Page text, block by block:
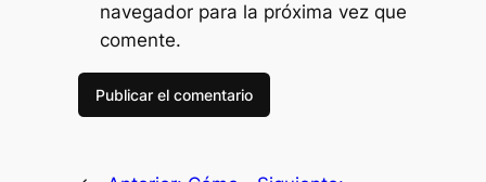
navegador para la próxima vez que
comente.